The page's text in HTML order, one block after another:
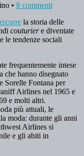
• 8 commenti
la storia delle
couturiere diventate
le tendenze sociali
frequentemente intese
che hanno disegnato
Sorelle Fontana per
Airlines nel 1965 e
e molti altri.
più attuali, le
moda: durante gli anni
Airlines si
e gli abiti in